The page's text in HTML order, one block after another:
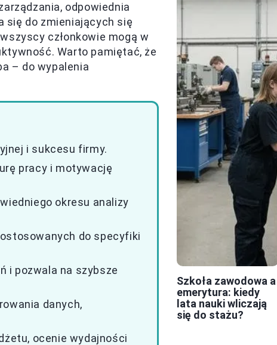
odpowiednia
się do zmieniających się
członkowie mogą w
Warto pamiętać, że
– do wypalenia
i sukcesu firmy.
pracy i motywację
okresu analizy
do specyfiki
i pozwala na szybsze
danych,
ocenie wydajności
Szkoła zawodowa a
emerytura: kiedy
lata nauki wliczają
się do stażu?